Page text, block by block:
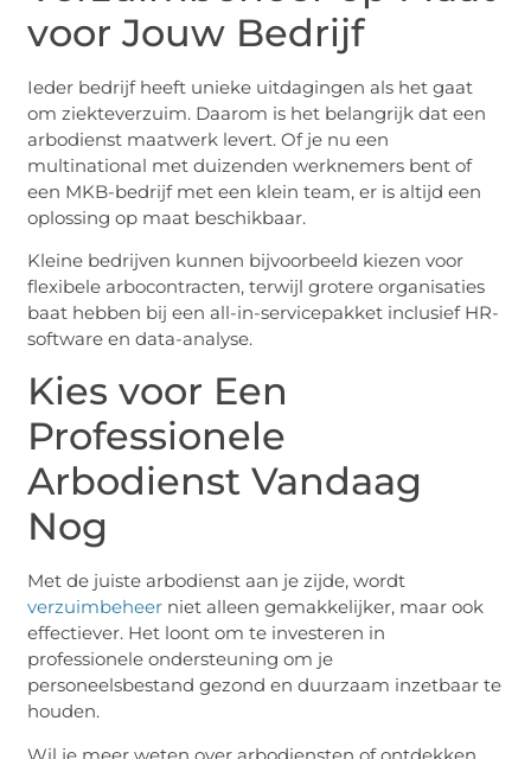
voor Jouw Bedrijf
Ieder bedrijf heeft unieke uitdagingen als het gaat
om ziekteverzuim. Daarom is het belangrijk dat een
arbodienst maatwerk levert. Of je nu een
multinational met duizenden werknemers bent of
een MKB-bedrijf met een klein team, er is altijd een
oplossing op maat beschikbaar.
Kleine bedrijven kunnen bijvoorbeeld kiezen voor
flexibele arbocontracten, terwijl grotere organisaties
baat hebben bij een all-in-servicepakket inclusief HR-
software en data-analyse.
Kies voor Een
Professionele
Arbodienst Vandaag
Nog
Met de juiste arbodienst aan je zijde, wordt
verzuimbeheer niet alleen gemakkelijker, maar ook
effectiever. Het loont om te investeren in
professionele ondersteuning om je
personeelsbestand gezond en duurzaam inzetbaar te
houden.